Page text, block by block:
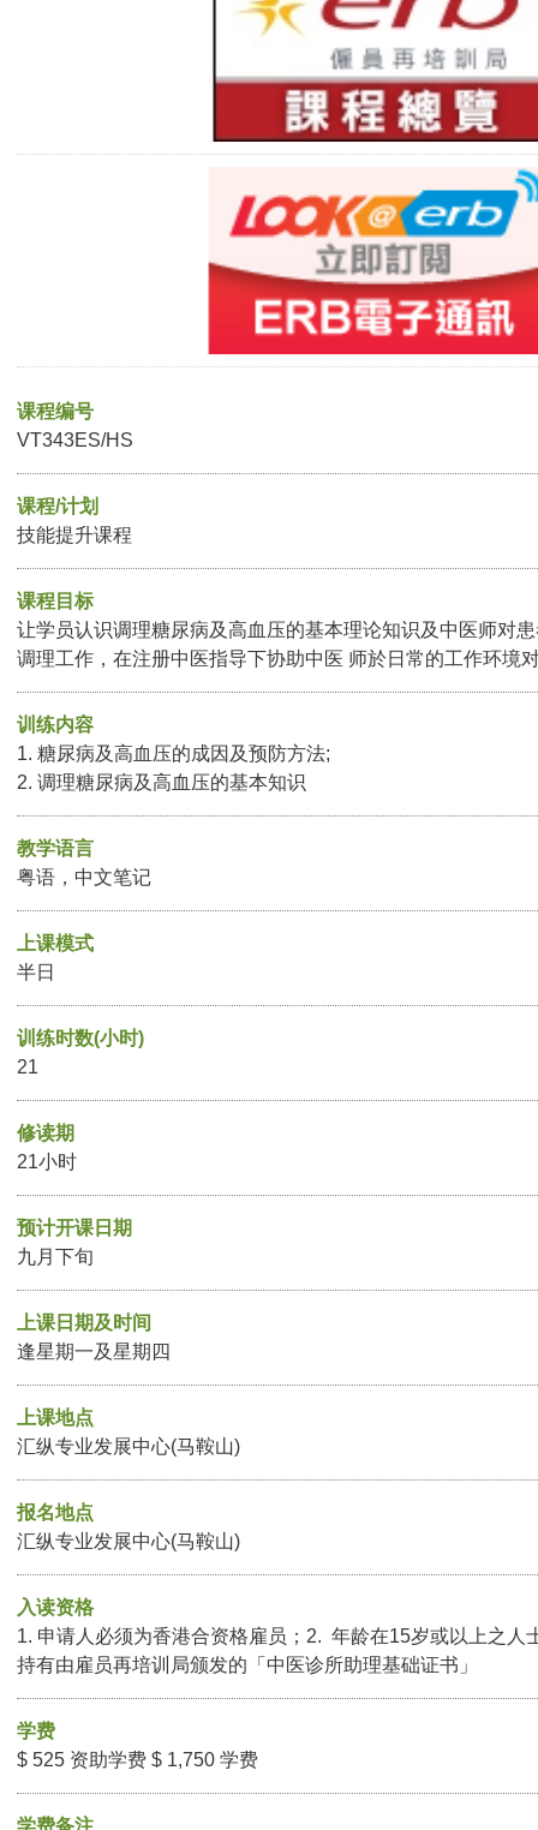
课程编号
VT343ES/HS
课程/计划
技能提升课程
课程目标
让学员认识调理糖尿病及高血压的基本理论知识及中医师对
调理工作，在注册中医指导下协助中医 师於日常的工作环境
训练内容
1. 糖尿病及高血压的成因及预防方法;
2. 调理糖尿病及高血压的基本知识
教学语言
粤语，中文笔记
上课模式
半日
训练时数(小时)
21
修读期
21小时
预计开课日期
九月下旬
上课日期及时间
逢星期一及星期四
上课地点
汇纵专业发展中心(马鞍山)
报名地点
汇纵专业发展中心(马鞍山)
入读资格
1. 申请人必须为香港合资格雇员；2. 年龄在15岁或以上之人
持有由雇员再培训局颁发的「中医诊所助理基础证书」
学费
$ 525 资助学费 $ 1,750 学费